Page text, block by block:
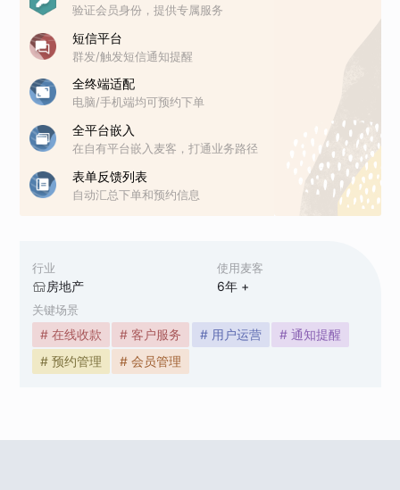
行业
房地产
使用麦客
6年 +
关键场景
# 在线收款 # 客户服务 # 用户运营
# 通知提醒
# 预约管理
# 会员管理
验证会员身份，提供专属服务
短信平台
群发/触发短信通知提醒
全终端适配
电脑/手机端均可预约下单
全平台嵌入
在自有平台嵌入麦客，打通业务路径
表单反馈列表
自动汇总下单和预约信息